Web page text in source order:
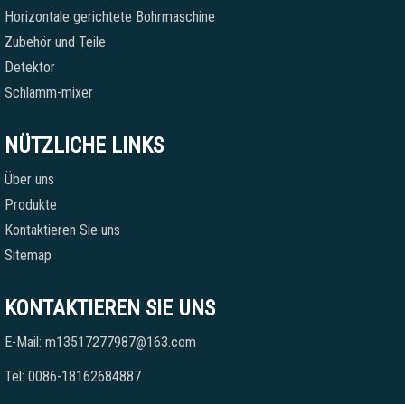
Horizontale gerichtete Bohrmaschine
Zubehör und Teile
Detektor
Schlamm-mixer
NÜTZLICHE LINKS
Über uns
Produkte
Kontaktieren Sie uns
Sitemap
KONTAKTIEREN SIE UNS
E-Mail: m13517277987@163.com
Tel: 0086-18162684887